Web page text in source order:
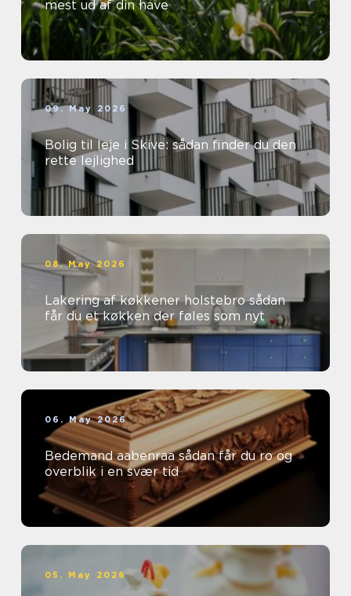
mest ud af din have
09. May 2026
Bolig til leje i Skive: sådan finder du den
rette lejlighed
08. May 2026
Lakering af køkkener holstebro sådan
får du et køkken der føles som nyt
06. May 2026
Bedemand aabenraa sådan får du ro og
overblik i en svær tid
05. May 2026